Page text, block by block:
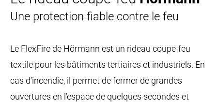
Une protection fiable contre le feu
Le FlexFire de Hörmann est un rideau coupe-feu
textile pour les bâtiments tertiaires et industriels. En
cas d’incendie, il permet de fermer de grandes
ouvertures en l’espace de quelques secondes et